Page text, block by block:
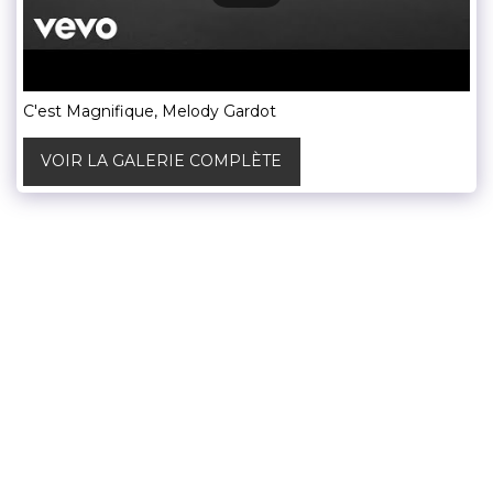
C'est Magnifique, Melody Gardot
VOIR LA GALERIE COMPLÈTE